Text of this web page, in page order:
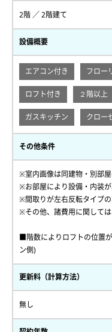
2階 ／ 2階建て
設備概要
エアコン付き フロー
ロフト付き ２階以上
ガスキッチン クロー
その他条件
※室内画像は同建物・別部屋
※お部屋により設備・内装が
※間取りが左右反転タイプの
※その他、諸費用に関しては
■階数によりロフトの位置
ン側)
更新料（計算方法）
無し